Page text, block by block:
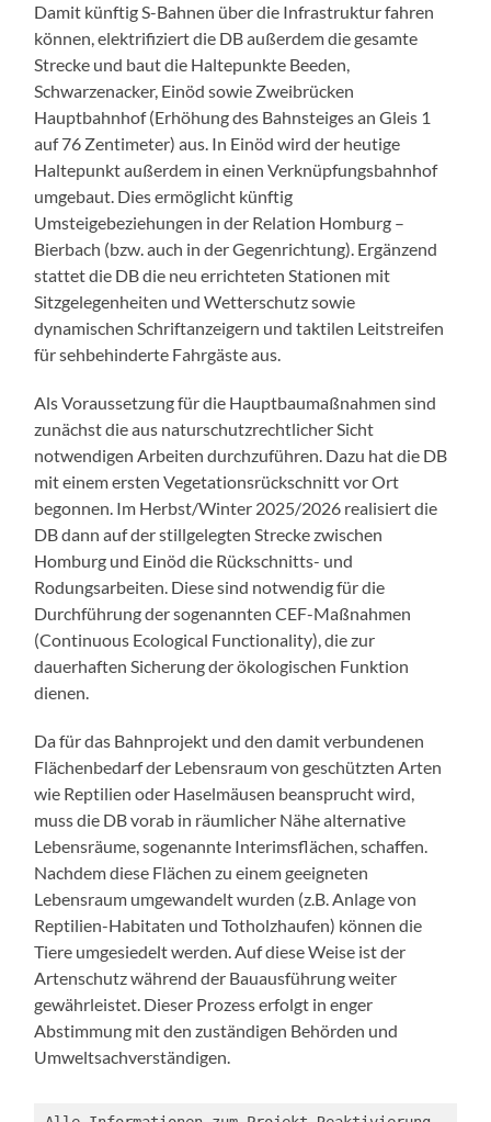
Damit künftig S-Bahnen über die Infrastruktur fahren
können, elektrifiziert die DB außerdem die gesamte
Strecke und baut die Haltepunkte Beeden,
Schwarzenacker, Einöd sowie Zweibrücken
Hauptbahnhof (Erhöhung des Bahnsteiges an Gleis 1
auf 76 Zentimeter) aus. In Einöd wird der heutige
Haltepunkt außerdem in einen Verknüpfungsbahnhof
umgebaut. Dies ermöglicht künftig
Umsteigebeziehungen in der Relation Homburg –
Bierbach (bzw. auch in der Gegenrichtung). Ergänzend
stattet die DB die neu errichteten Stationen mit
Sitzgelegenheiten und Wetterschutz sowie
dynamischen Schriftanzeigern und taktilen Leitstreifen
für sehbehinderte Fahrgäste aus.
Als Voraussetzung für die Hauptbaumaßnahmen sind
zunächst die aus naturschutzrechtlicher Sicht
notwendigen Arbeiten durchzuführen. Dazu hat die DB
mit einem ersten Vegetationsrückschnitt vor Ort
begonnen. Im Herbst/Winter 2025/2026 realisiert die
DB dann auf der stillgelegten Strecke zwischen
Homburg und Einöd die Rückschnitts- und
Rodungsarbeiten. Diese sind notwendig für die
Durchführung der sogenannten CEF-Maßnahmen
(Continuous Ecological Functionality), die zur
dauerhaften Sicherung der ökologischen Funktion
dienen.
Da für das Bahnprojekt und den damit verbundenen
Flächenbedarf der Lebensraum von geschützten Arten
wie Reptilien oder Haselmäusen beansprucht wird,
muss die DB vorab in räumlicher Nähe alternative
Lebensräume, sogenannte Interimsflächen, schaffen.
Nachdem diese Flächen zu einem geeigneten
Lebensraum umgewandelt wurden (z.B. Anlage von
Reptilien-Habitaten und Totholzhaufen) können die
Tiere umgesiedelt werden. Auf diese Weise ist der
Artenschutz während der Bauausführung weiter
gewährleistet. Dieser Prozess erfolgt in enger
Abstimmung mit den zuständigen Behörden und
Umweltsachverständigen.